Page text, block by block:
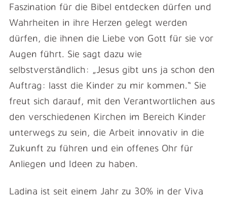
Faszination für die Bibel entdecken dürfen und
Wahrheiten in ihre Herzen gelegt werden
dürfen, die ihnen die Liebe von Gott für sie vor
Augen führt. Sie sagt dazu wie
selbstverständlich: „Jesus gibt uns ja schon den
Auftrag: lasst die Kinder zu mir kommen.“ Sie
freut sich darauf, mit den Verantwortlichen aus
den verschiedenen Kirchen im Bereich Kinder
unterwegs zu sein, die Arbeit innovativ in die
Zukunft zu führen und ein offenes Ohr für
Anliegen und Ideen zu haben.
Ladina ist seit einem Jahr zu 30% in der Viva